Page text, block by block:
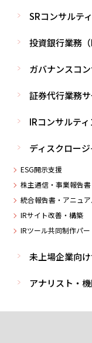
SRコンサルテ
投資銀行業務（
ガバナンスコ
証券代行業務
IRコンサルテ
ディスクロー
ESG開示支援
株主通信・事業報告書
統合報告書・アニュ
IRサイト改善・構築
IRツール共同制作パ
未上場企業向
アナリスト・